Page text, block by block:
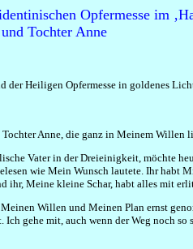
Opfermesse im
Tochter Anne
Heiligen Opfermesse in goldenes
Anne, die ganz in Meinem Willen
Vater in der Dreieinigkeit, möchte
wie Mein Wunsch lautete. Ihr habt
ihr, Meine kleine Schar, habt alles mit
Willen und Meinen Plan ernst
gehe mit, auch wenn der Weg noch